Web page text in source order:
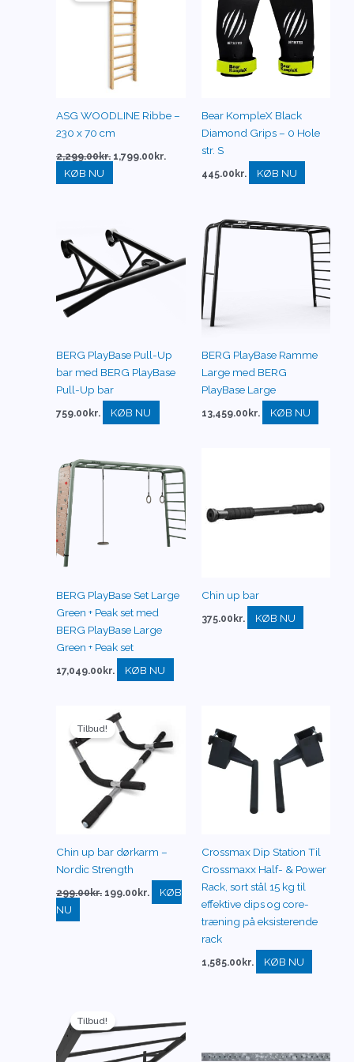
ASG WOODLINE Ribbe –
230 x 70 cm
2,299.00kr.
var:
2,299.00kr..
1,799.00kr.
1,799.00kr..
KØB NU
Bear KompleX Black
Diamond Grips – 0 Hole
str. S
445.00kr. KØB NU
BERG PlayBase Pull-Up
bar med BERG PlayBase
Pull-Up bar
759.00 kr. KØB NU
BERG PlayBase Ramme
Large med BERG
PlayBase Large
13,459.00 kr. KØB NU
BERG PlayBase Set Large
Green + Peak set med
BERG PlayBase Large
Green + Peak set
17,049.00kr. KØB NU
Chin up bar
375.00kr. KØB NU
Tilbud!
Chin up bar dørkarm –
Nordic Strength
299.00kr.
Den
oprindelige
pris
var:
299.00kr..
199.00 kr.
pris
er:
199.00kr..
KØB
NU
Crossmax Dip Station Til
Crossmaxx Half- & Power
Rack, sort stål 15 kg til
effektive dips og core-
træning på eksisterende
rack
1,585.00 kr. KØB NU
Tilbud!
pris
4,825.00kr..
pris
er:
3,595.00kr..